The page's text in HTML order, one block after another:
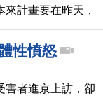
計畫要在昨天，
，結果，是遭到中
。性憤怒
害者進京上訪，卻